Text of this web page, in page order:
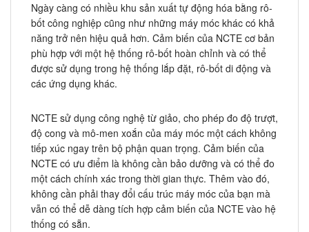
Ngày càng có nhiều khu sản xuất tự động hóa bằng rô-
bốt công nghiệp cũng như những máy móc khác có khả
năng trở nên hiệu quả hơn. Cảm biến của NCTE cơ bản
phù hợp với một hệ thống rô-bốt hoàn chỉnh và có thể
được sử dụng trong hệ thống lắp đặt, rô-bốt di động và
các ứng dụng khác.
NCTE sử dụng công nghệ từ giảo, cho phép đo độ trượt,
độ cong và mô-men xoắn của máy móc một cách không
tiếp xúc ngay trên bộ phận quan trọng. Cảm biến của
NCTE có ưu điểm là không cần bảo dưỡng và có thể đo
một cách chính xác trong thời gian thực. Thêm vào đó,
không cần phải thay đổi cấu trúc máy móc của bạn mà
vẫn có thể dễ dàng tích hợp cảm biến của NCTE vào hệ
thống có sẵn.